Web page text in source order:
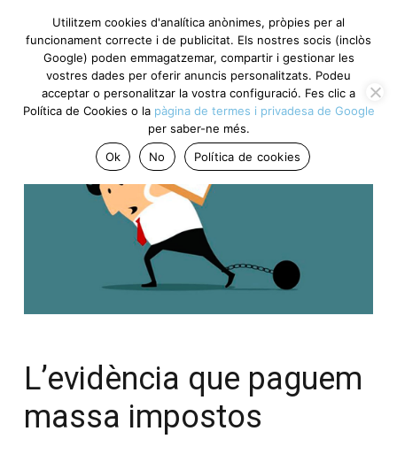
L’evidència que paguem
massa impostos
Utilitzem cookies d'analítica anònimes, pròpies per al
funcionament correcte i de publicitat. Els nostres socis (inclòs
Google) poden emmagatzemar, compartir i gestionar les
vostres dades per oferir anuncis personalitzats. Podeu
acceptar o personalitzar la vostra configuració. Fes clic a
Política de Cookies o la pàgina de termes i privadesa de Google
per saber-ne més.
Ok
No Política de cookies